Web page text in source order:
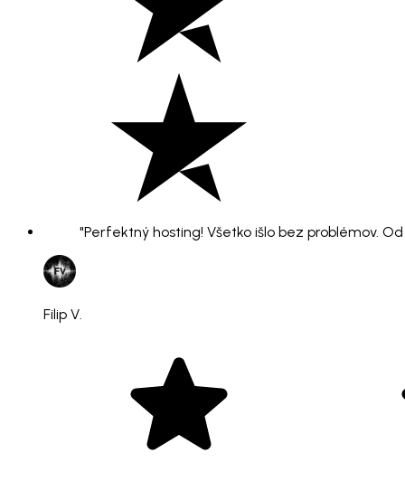
"Perfektný hosting! Všetko išlo bez problémov.
Filip V.